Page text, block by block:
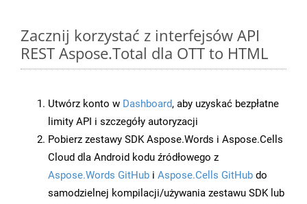
Zacznij korzystać z interfejsów API
REST Aspose.Total dla OTT to HTML
Utwórz konto w Dashboard, aby uzyskać bezpłatne
limity API i szczegóły autoryzacji
Pobierz zestawy SDK Aspose.Words i Aspose.Cells
Cloud dla Android kodu źródłowego z
Aspose.Words GitHub i Aspose.Cells GitHub do
samodzielnej kompilacji/używania zestawu SDK lub